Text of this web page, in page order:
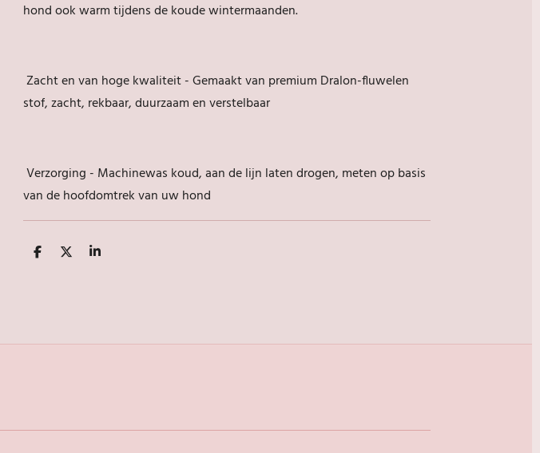
hond ook warm tijdens de koude wintermaanden.
Zacht en van hoge kwaliteit - Gemaakt van premium Dralon-fluwelen
stof, zacht, rekbaar, duurzaam en verstelbaar
Verzorging - Machinewas koud, aan de lijn laten drogen, meten op basis
van de hoofdomtrek van uw hond
D D S